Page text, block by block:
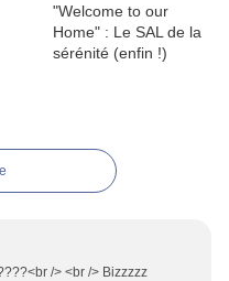
/> <br /> Bizzzzz